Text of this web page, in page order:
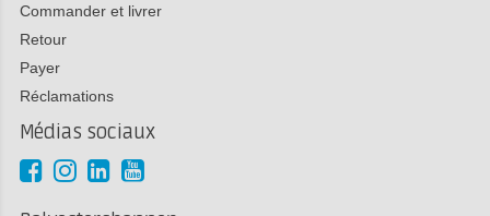
Commander et livrer
Retour
Payer
Réclamations
Médias sociaux